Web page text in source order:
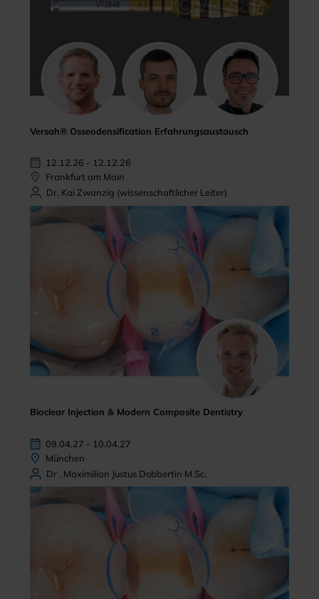
Versah® Osseodensification Erfahrungsaustausch
12.12.26 - 12.12.26
Frankfurt am Main
Dr. Kai Zwanzig (wissenschaftlicher Leiter)
Bioclear Injection & Modern Composite Dentistry
09.04.27 - 10.04.27
München
Dr . Maximilian Justus Dobbertin M.Sc.